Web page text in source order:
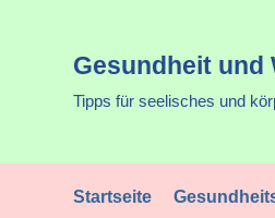
Gesundheit und
Tipps für seelisches und
Startseite